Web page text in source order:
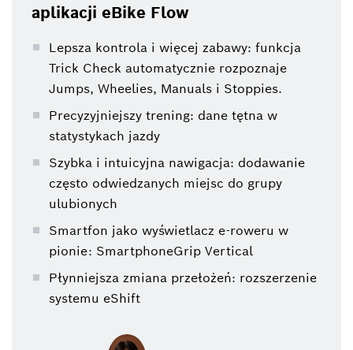
aplikacji eBike Flow
Lepsza kontrola i więcej zabawy: funkcja
Trick Check automatycznie rozpoznaje
Jumps, Wheelies, Manuals i Stoppies.
Precyzyjniejszy trening: dane tętna w
statystykach jazdy
Szybka i intuicyjna nawigacja: dodawanie
często odwiedzanych miejsc do grupy
ulubionych
Smartfon jako wyświetlacz e-roweru w
pionie: SmartphoneGrip Vertical
Płynniejsza zmiana przełożeń: rozszerzenie
systemu eShift